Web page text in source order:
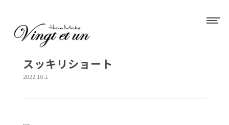
スッキリショート
2022.10.1